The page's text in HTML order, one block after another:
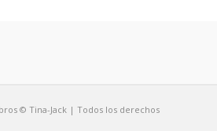
© Tina-Jack | Todos los derechos